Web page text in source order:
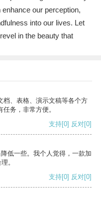
our perception,
into our lives. Let
in the beauty that
档、表格、演示文稿等各个方
务，非常方便。
支持[0] 反对[0]
低一些。我个人觉得，一款加
。
支持[0] 反对[0]